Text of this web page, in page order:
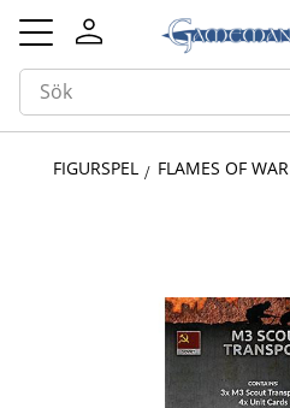
Meny
FIGURSPEL FLAMES OF